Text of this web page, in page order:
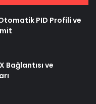
PID Profili ve
Bağlantısı ve